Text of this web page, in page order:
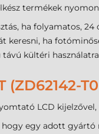
termékek
ha folyamatos,
keresni, ha
kültéri
(ZD62142-
LCD
egy adott